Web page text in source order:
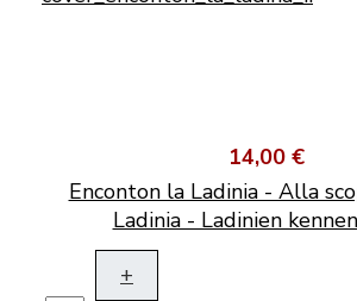
14,00 €
Enconton la Ladinia - Alla
Ladinia - Ladinien
+